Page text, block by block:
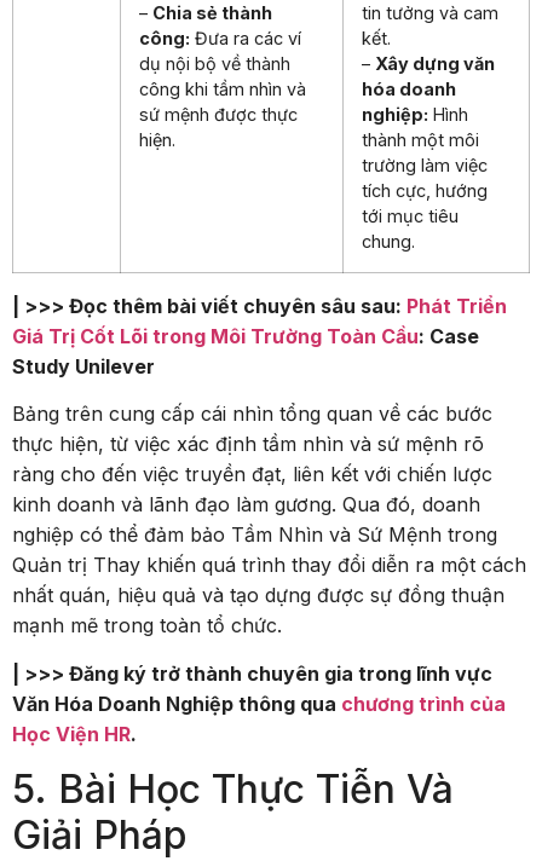
– Chia sẻ thành
công: Đưa ra các ví
dụ nội bộ về thành
công khi tầm nhìn và
sứ mệnh được thực
hiện.
tin tưởng và cam
kết.
– Xây dựng văn
hóa doanh
nghiệp: Hình
thành một môi
trường làm việc
tích cực, hướng
tới mục tiêu
chung.
| >>> Đọc thêm bài viết chuyên sâu sau: Phát Triển
Giá Trị Cốt Lõi trong Môi Trường Toàn Cầu: Case
Study Unilever
Bảng trên cung cấp cái nhìn tổng quan về các bước
thực hiện, từ việc xác định tầm nhìn và sứ mệnh rõ
ràng cho đến việc truyền đạt, liên kết với chiến lược
kinh doanh và lãnh đạo làm gương. Qua đó, doanh
nghiệp có thể đảm bảo Tầm Nhìn và Sứ Mệnh trong
Quản trị Thay khiến quá trình thay đổi diễn ra một cách
nhất quán, hiệu quả và tạo dựng được sự đồng thuận
mạnh mẽ trong toàn tổ chức.
| >>> Đăng ký trở thành chuyên gia trong lĩnh vực
Văn Hóa Doanh Nghiệp thông qua chương trình của
Học Viện HR.
5. Bài Học Thực Tiễn Và
Giải Pháp